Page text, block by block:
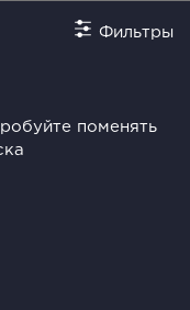
Фильтры
поменять